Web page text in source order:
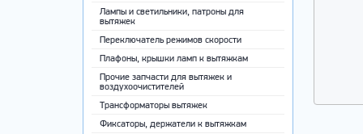
Лампы и светильники, патроны для
вытяжек
Переключатель режимов скорости
Плафоны, крышки ламп к вытяжкам
Прочие запчасти для вытяжек и
воздухоочистителей
Трансформаторы вытяжек
Фиксаторы, держатели к вытяжкам